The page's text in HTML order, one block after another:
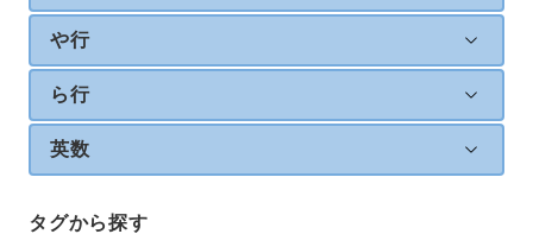
や行
ら行
英数
タグから探す